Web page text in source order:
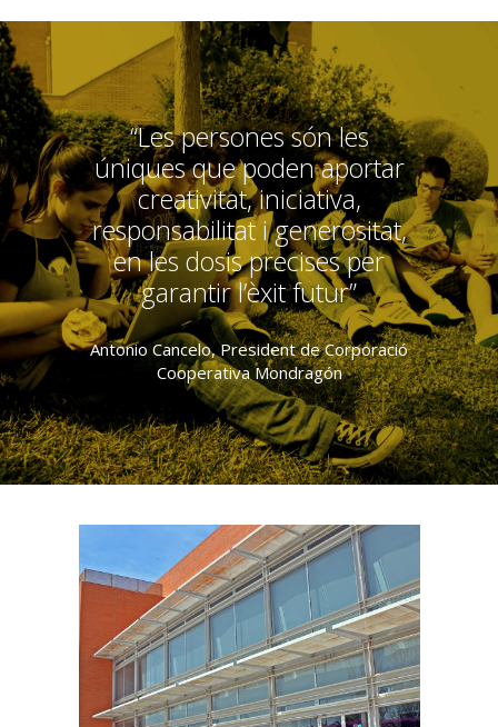
“Les persones són les
úniques que poden aportar
creativitat, iniciativa,
responsabilitat i generositat,
en les dosis precises per
garantir l’èxit futur”
Antonio Cancelo, President de Corporació
Cooperativa Mondragón